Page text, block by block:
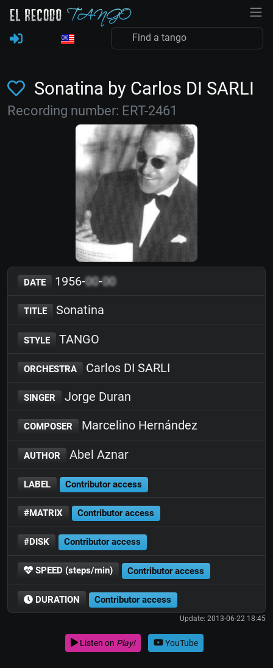
Sonatina by Carlos DI SARLI
Recording number: ERT-2461
DATE 1956-00-00
TITLE Sonatina
STYLE TANGO
ORCHESTRA Carlos DI SARLI
SINGER Jorge Duran
COMPOSER Marcelino Hernández
AUTHOR Abel Aznar
LABEL Contributor access
#MATRIX Contributor access
#DISK Contributor access
SPEED (steps/min) Contributor access
DURATION Contributor access
Update: 2013-06-22 18:45
Listen on Play! YouTube